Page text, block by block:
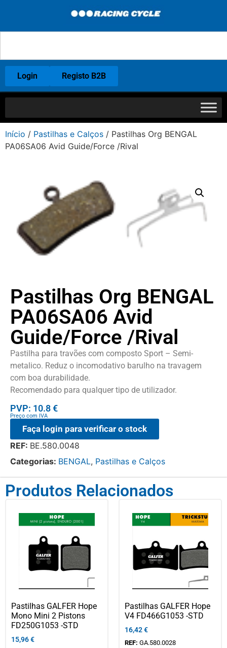
Login Registo B2B
Início / Pastilhas e Calços / Pastilhas Org BENGAL
PA06SA06 Avid Guide/Force /Rival
Pastilhas Org BENGAL
PA06SA06 Avid
Guide/Force /Rival
Pastilha para travões com composto Sport – Semi-
metalico. Reduz o incomodativo barulho na travagem
com boa durabilidade.
Recomendado para qualquer tipo de utilizador.
PVP: 10.8 €
Preço com IVA
Faça login para verificar o stock
REF: BE.580.0048
Categorias: BENGAL, Pastilhas e Calços
Produtos Relacionados
Pastilhas GALFER Hope
Mono Mini 2 Pistons
FD250G1053 -STD
15,96€
Pastilhas GALFER Hope
V4 FD466G1053 -STD
16,42€
REF: GA.580.0028